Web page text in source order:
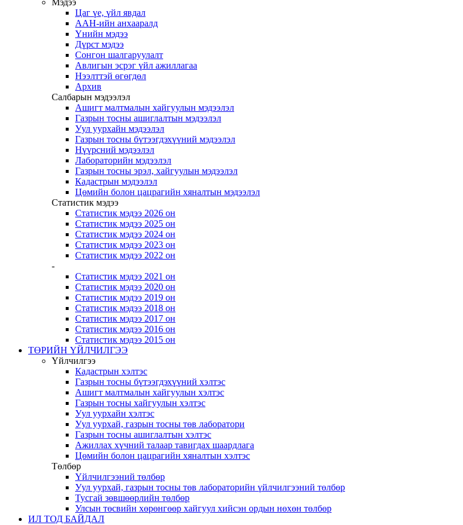
Мэдээ
Цаг үе, үйл явдал
ААН-ийн анхааралд
Үнийн мэдээ
Дүрст мэдээ
Сонгон шалгаруулалт
Авлигын эсрэг үйл ажиллагаа
Нээлттэй өгөгдөл
Архив
Салбарын мэдээлэл
Ашигт малтмалын хайгуулын мэдээлэл
Газрын тосны ашиглалтын мэдээлэл
Уул уурхайн мэдээлэл
Газрын тосны бүтээгдэхүүний мэдээлэл
Нүүрсний мэдээлэл
Лабораторийн мэдээлэл
Газрын тосны эрэл, хайгуулын мэдээлэл
Кадастрын мэдээлэл
Цөмийн болон цацрагийн хяналтын мэдээлэл
Статистик мэдээ
Статистик мэдээ 2026 он
Статистик мэдээ 2025 он
Статистик мэдээ 2024 он
Статистик мэдээ 2023 он
Статистик мэдээ 2022 он
-
Статистик мэдээ 2021 он
Статистик мэдээ 2020 он
Статистик мэдээ 2019 он
Статистик мэдээ 2018 он
Статистик мэдээ 2017 он
Статистик мэдээ 2016 он
Статистик мэдээ 2015 он
ТӨРИЙН ҮЙЛЧИЛГЭЭ
Үйлчилгээ
Кадастрын хэлтэс
Газрын тосны бүтээгдэхүүний хэлтэс
Ашигт малтмалын хайгуулын хэлтэс
Газрын тосны хайгуулын хэлтэс
Уул уурхайн хэлтэс
Уул уурхай, газрын тосны төв лаборатори
Газрын тосны ашиглалтын хэлтэс
Ажиллах хүчний талаар тавигдах шаардлага
Цөмийн болон цацрагийн хяналтын хэлтэс
Төлбөр
Үйлчилгээний төлбөр
Уул уурхай, газрын тосны төв лабораторийн үйлчилгээний төлбөр
Тусгай зөвшөөрлийн төлбөр
Улсын төсвийн хөрөнгөөр хайгуул хийсэн ордын нөхөн төлбөр
ИЛ ТОД БАЙДАЛ